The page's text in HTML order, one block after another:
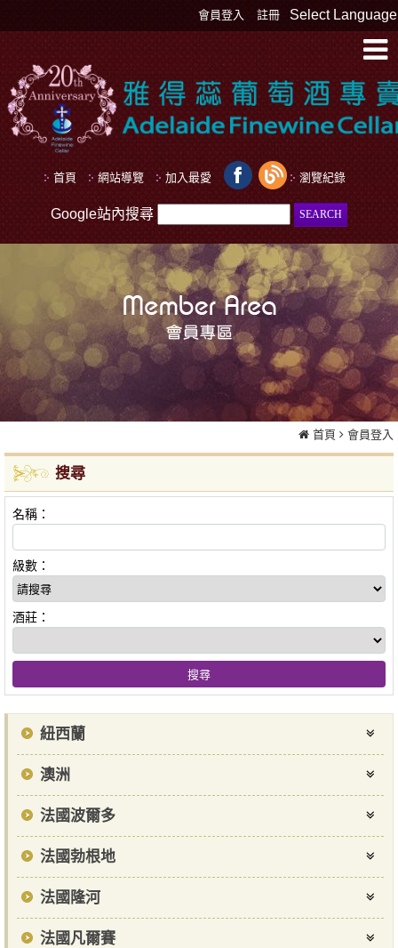
Select Language
會員登入 註冊
首頁 網站導覽 加入最愛 瀏覽紀錄
Google站內搜尋
首頁 會員登入
搜尋
名稱：
級數：
酒莊：
紐西蘭
澳洲
法國波爾多
法國勃根地
法國隆河
法國凡爾賽